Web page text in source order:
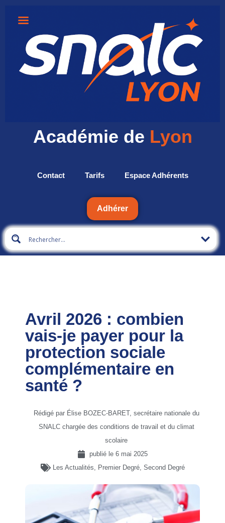
Académie de Lyon
Contact Tarifs Espace Adhérents
Adhérer
Avril 2026 : combien
vais-je payer pour la
protection sociale
complémentaire en
santé ?
Rédigé par Élise BOZEC-BARET, secrétaire nationale du
SNALC chargée des conditions de travail et du climat
scolaire
publié le 6 mai 2025
Les Actualités, Premier Degré, Second Degré